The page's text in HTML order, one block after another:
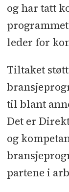
og har tatt
leder for
Tiltaket
til blant
Det er
og
partene i